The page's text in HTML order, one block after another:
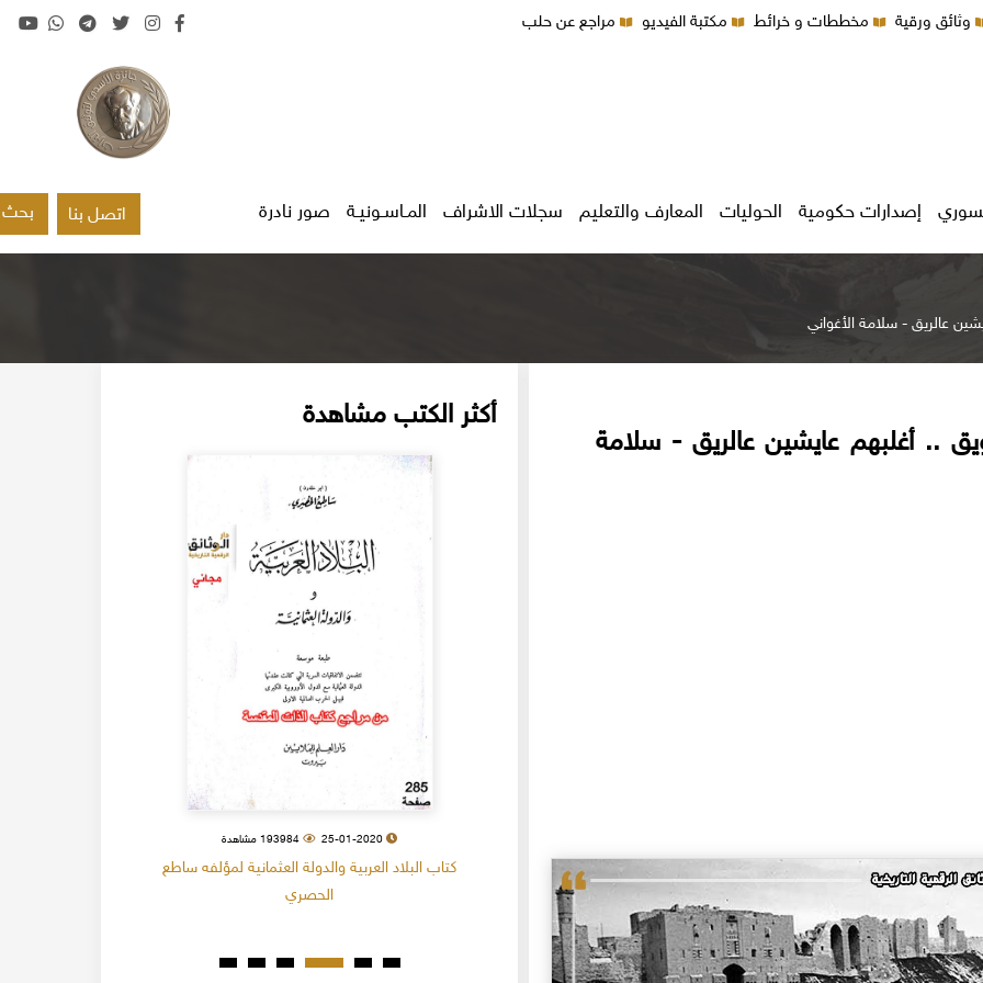
وثائق ورقية مخططات و خرائط مكتبة الفيديو مراجع عن حلب
إصدارات حكومية الحوليات المعارف والتعليم سجلات الاشراف المـاسـونيـة صور نادرة اتصل بنا بحث
عالريق - سلامة الأغواني
.. أغلبهم عايشين عالريق - سلامة
أكثر الكتب مشاهدة
- النسخة
كتاب الطبيخ لابن سيار الوَرَّاق - عام 940م
25-01-2020 193984 مشاهدة
كتاب البلاد العربية والدولة العثمانية لمؤلفه ساطع
الحصري